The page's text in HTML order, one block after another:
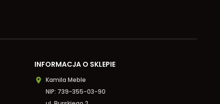
INFORMACJA O SKLEPIE
 Kamila Meble
NIP: 739-355-03-90